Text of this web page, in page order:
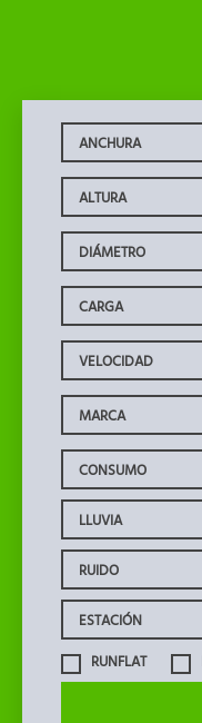
RUNFLAT